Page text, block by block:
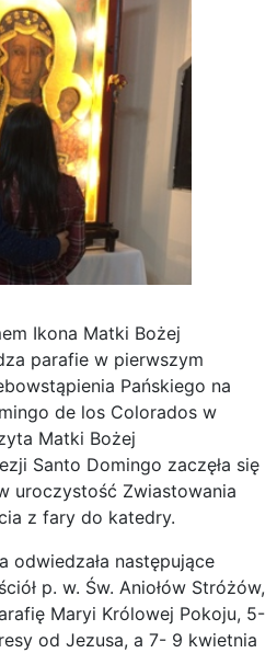
Ikona Matki Bożej
parafie w pierwszym
Pańskiego na
de los Colorados w
Matki Bożej
Santo Domingo zaczęła się
uroczystość Zwiastowania
z fary do katedry.
odwiedzała następujące
p. w. Św. Aniołów Stróżów,
Maryi Królowej Pokoju, 5-
od Jezusa, a 7- 9 kwietnia